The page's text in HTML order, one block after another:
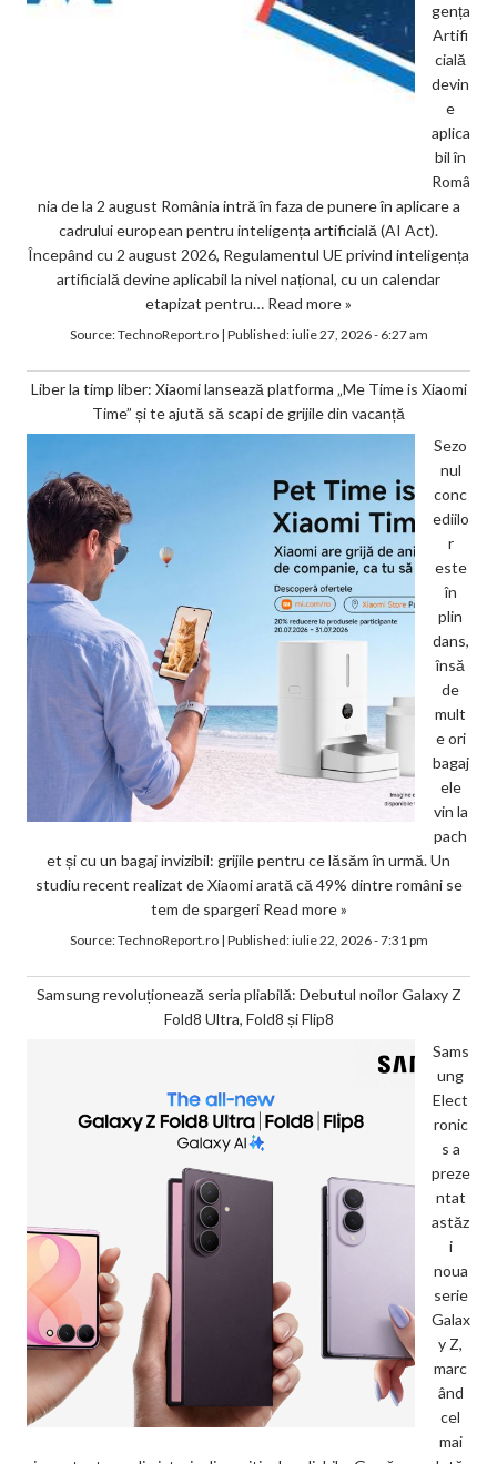
gența
Artifi
cială
devin
e
aplica
bil în
Româ
nia de la 2 august România intră în faza de punere în aplicare a
cadrului european pentru inteligența artificială (AI Act).
Începând cu 2 august 2026, Regulamentul UE privind inteligența
artificială devine aplicabil la nivel național, cu un calendar
etapizat pentru… Read more »
Source:TechnoReport.ro| Published:iulie 27, 2026 - 6:27 am
Liber la timp liber: Xiaomi lansează platforma „Me Time is Xiaomi
Time” și te ajută să scapi de grijile din vacanță
Sezo
nul
conc
ediilo
r
este
în
plin
dans,
însă
de
mult
e ori
bagaj
ele
vin la
pach
et și cu un bagaj invizibil: grijile pentru ce lăsăm în urmă. Un
studiu recent realizat de Xiaomi arată că 49% dintre români se
tem de spargeri Read more »
Source:TechnoReport.ro| Published:iulie 22, 2026 - 7:31 pm
Samsung revoluționează seria pliabilă: Debutul noilor Galaxy Z
Fold8 Ultra, Fold8 și Flip8
Sams
ung
Elect
ronic
s a
preze
ntat
astăz
i
noua
serie
Galax
y Z,
marc
ând
cel
mai